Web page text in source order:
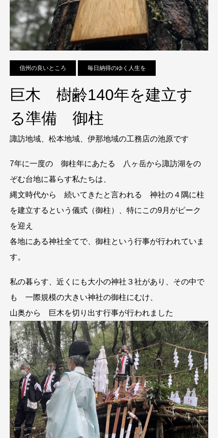
信州の良いところ 毎日納得のゆく人生を
巨木 樹齢140年を建立す
る準備 御柱
諏訪地域、松本地域、伊那地域の工務店の池原です
7年に一度の 御柱年にあたる 八ヶ岳から諏訪湖をの
ぞむ台地に暮らす私たちは、
縄文時代から 続いてきたと言われる 神社の４隅に柱
を建立するという儀式（御柱）、特にこの9月がピーク
を迎え
各地にある神社全てで、御柱という行事が行われていま
す。
私の暮らす、近くにも大小の神社３社があり、その中で
も 一際規模の大きい神社の御柱にむけ、
山奥から 巨木を切り出す行事が行われました